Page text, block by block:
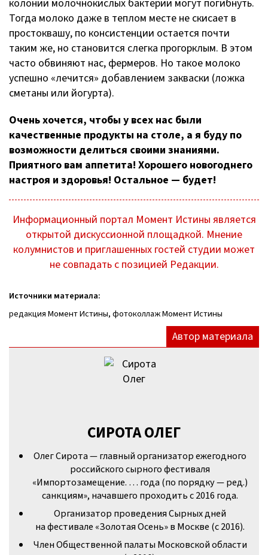
колонии молочнокислых бактерии могут погибнуть.
Тогда молоко даже в теплом месте не скисает в
простоквашу, по консистенции остается почти
таким же, но становится слегка прогорклым. В этом
часто обвиняют нас, фермеров. Но такое молоко
успешно «лечится» добавлением закваски (ложка
сметаны или йогурта).
Очень хочется, чтобы у всех нас были
качественные продукты на столе, а я буду по
возможности делиться своими знаниями.
Приятного вам аппетита! Хорошего новогоднего
настроя и здоровья! Остальное — будет!
Информационный портал Момент Истины является
открытой дискуссионной площадкой. Мнение
колумнистов и приглашенных гостей студии может
не совпадать с позицией Редакции.
Источники материала:
редакция Момент Истины, фотоколлаж Момент Истины
Автор материала
СИРОТА ОЛЕГ
Олег Сирота — главный организатор ежегодного
российского сырного фестиваля
«Импортозамещение. … года (по порядку — ред.)
санкциям», начавшего проходить с 2016 года.
Организатор проведения Сырных дней
на фестивале «Золотая Осень» в Москве (с 2016).
Член Общественной палаты Московской области